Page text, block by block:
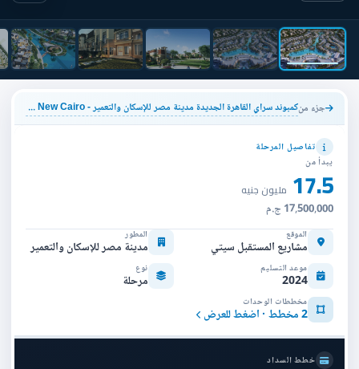
جزء من كمبوند سراي القاهرة الجديدة مدينة مصر للإسكان والتعمير - Sarai Compound New Cairo
تفاصيل المرحلة
يبدأ من
17.5 مليون جنيه
17,500,000 ج.م
الموقع
مشاريع المستقبل سيتي
المطور
مدينة مصر للإسكان والتعمير
موعد التسليم
2024
نوع
مرحلة
مخططات الوحدات
2 مخطط · اضغط للعرض
خطط السداد